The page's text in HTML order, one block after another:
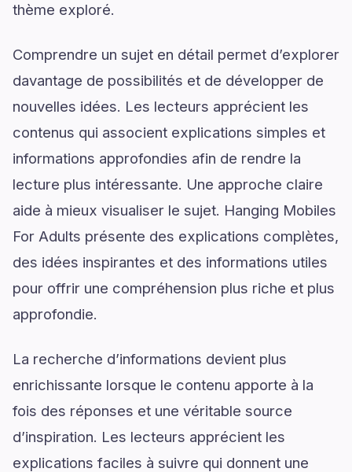
thème exploré.
Comprendre un sujet en détail permet d’explorer
davantage de possibilités et de développer de
nouvelles idées. Les lecteurs apprécient les
contenus qui associent explications simples et
informations approfondies afin de rendre la
lecture plus intéressante. Une approche claire
aide à mieux visualiser le sujet. Hanging Mobiles
For Adults présente des explications complètes,
des idées inspirantes et des informations utiles
pour offrir une compréhension plus riche et plus
approfondie.
La recherche d’informations devient plus
enrichissante lorsque le contenu apporte à la
fois des réponses et une véritable source
d’inspiration. Les lecteurs apprécient les
explications faciles à suivre qui donnent une